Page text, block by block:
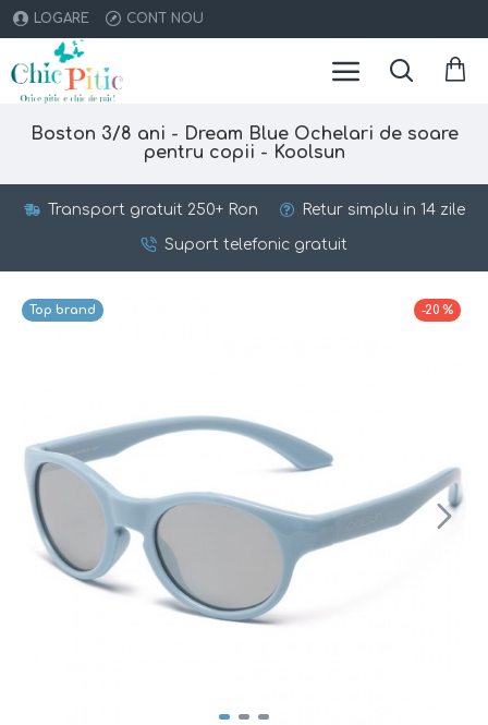
LOGARE CONT NOU
Boston 3/8 ani - Dream Blue Ochelari de soare
pentru copii - Koolsun
Transport gratuit 250+ Ron Retur simplu in 14 zile
Suport telefonic gratuit
Top brand -20 %